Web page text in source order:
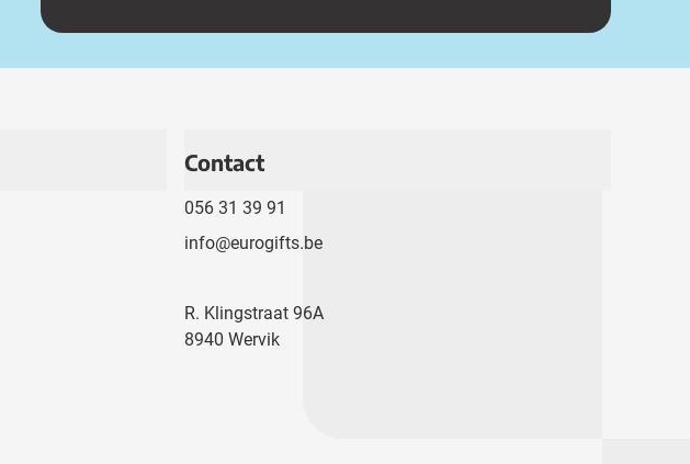
Contact
056 31 39 91
info@eurogifts.be
R. Klingstraat 96A
8940 Wervik